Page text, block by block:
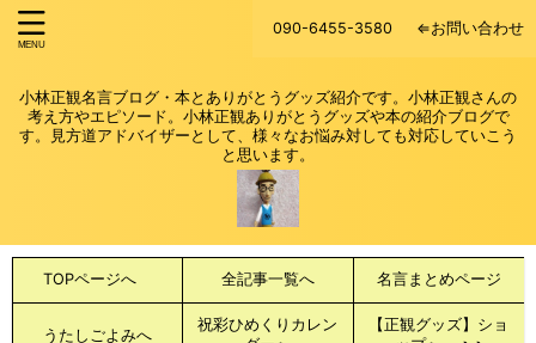
090-6455-3580 ⇐お問い合わせ
小林正観名言ブログ・本とありがとうグッズ紹介です。小林正観さんの
考え方やエピソード。小林正観ありがとうグッズや本の紹介ブログで
す。見方道アドバイザーとして、様々なお悩み対しても対応していこう
と思います。
TOPページへ 全記事一覧へ 名言まとめページ
うたしごよみへ
祝彩ひめくりカレン
【正観グッズ】ショ